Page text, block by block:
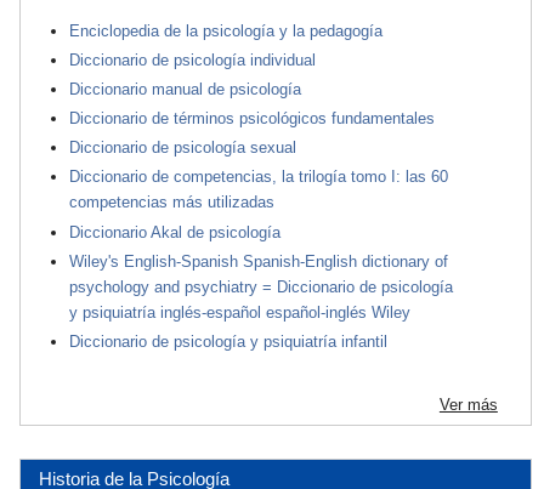
Enciclopedia de la psicología y la pedagogía
Diccionario de psicología individual
Diccionario manual de psicología
Diccionario de términos psicológicos fundamentales
Diccionario de psicología sexual
Diccionario de competencias, la trilogía tomo I: las 60
competencias más utilizadas
Diccionario Akal de psicología
Wiley's English-Spanish Spanish-English dictionary of
psychology and psychiatry = Diccionario de psicología
y psiquiatría inglés-español español-inglés Wiley
Diccionario de psicología y psiquiatría infantil
Ver más
Historia de la Psicología